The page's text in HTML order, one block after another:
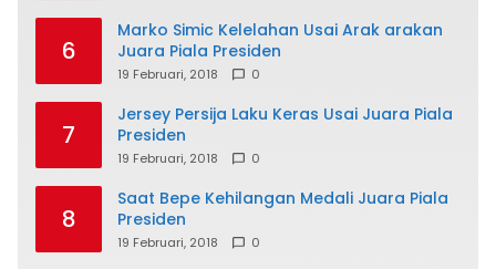
6
Marko Simic Kelelahan Usai Arak arakan
Juara Piala Presiden
19 Februari, 2018 0
7
Jersey Persija Laku Keras Usai Juara Piala
Presiden
19 Februari, 2018 0
8
Saat Bepe Kehilangan Medali Juara Piala
Presiden
19 Februari, 2018 0